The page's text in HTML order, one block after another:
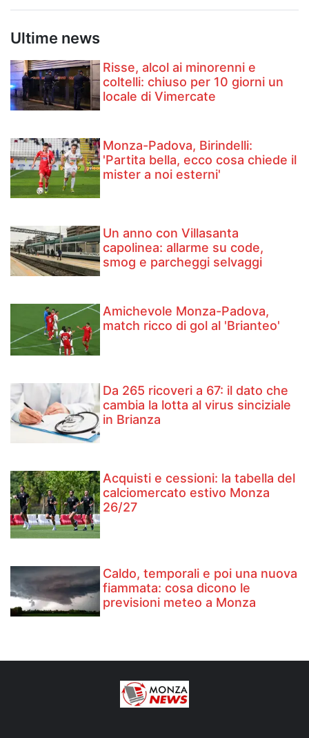
Ultime news
Risse, alcol ai minorenni e
coltelli: chiuso per 10 giorni un
locale di Vimercate
Monza-Padova, Birindelli:
'Partita bella, ecco cosa chiede il
mister a noi esterni'
Un anno con Villasanta
capolinea: allarme su code,
smog e parcheggi selvaggi
Amichevole Monza-Padova,
match ricco di gol al 'Brianteo'
Da 265 ricoveri a 67: il dato che
cambia la lotta al virus sinciziale
in Brianza
Acquisti e cessioni: la tabella del
calciomercato estivo Monza
26/27
Caldo, temporali e poi una nuova
fiammata: cosa dicono le
previsioni meteo a Monza